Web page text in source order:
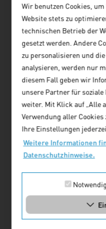
Wir benutzen Cookies,
Website stets zu
technischen Betrieb der
gesetzt werden. Andere
zu personalisieren und
analysieren, werden nur
diesem Fall geben wir
unsere Partner für
weiter. Mit Klick auf „Alle
Verwendung aller Cookies
Ihre Einstellungen
Weitere Informationen
Datenschutzhinweise.
Aktuelles
Nachrichtenübersicht
Juni 2026
Wer macht morgen
Kommunalpolitik?
Diese Frage stand Mitte
Mittelpunkt einer
Fachtagung des vhw mit
Hochschule Harz in
waren sieben produktive